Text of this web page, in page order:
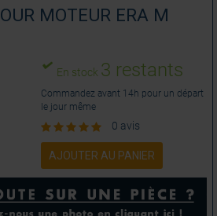
MOTEUR ERA M
En stock 3 restants
Commandez avant 14h pour un départ
le jour même
0 avis
AJOUTER AU PANIER